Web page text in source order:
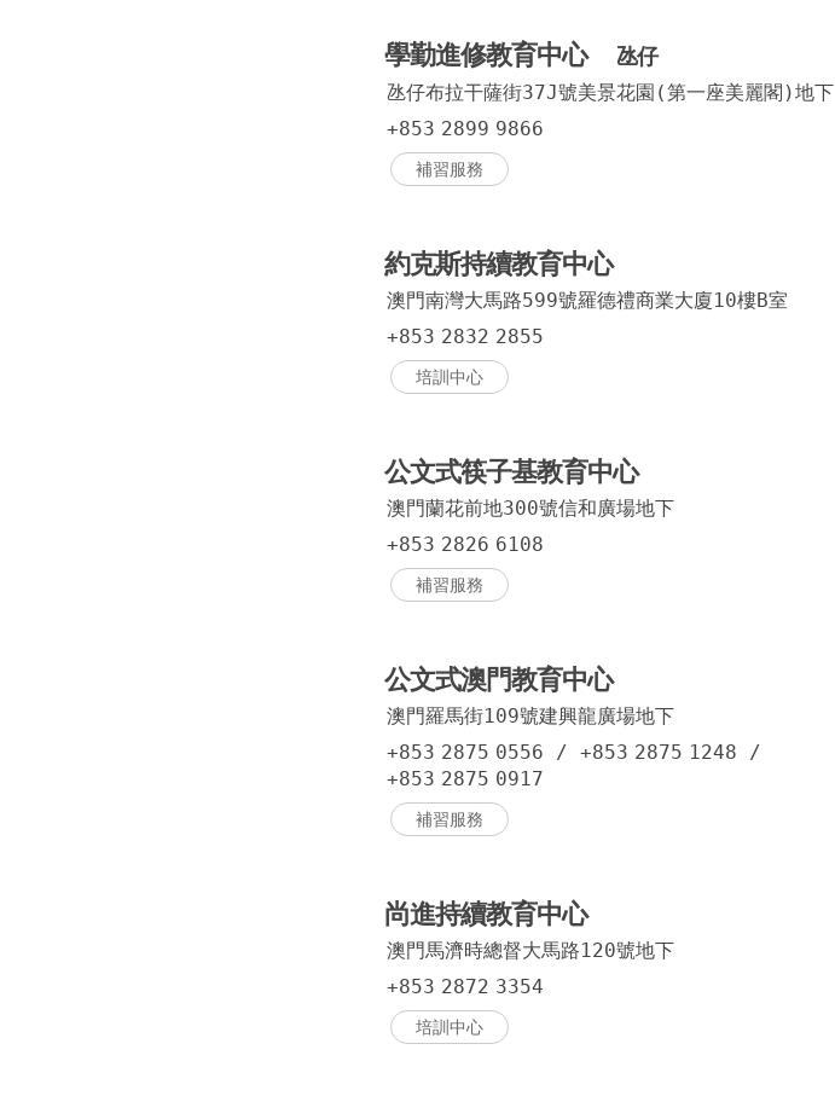
學勤進修教育中心 氹仔
氹仔布拉干薩街37J號美景花園(第一座美麗閣)地下
+853 2899 9866
補習服務
約克斯持續教育中心
澳門南灣大馬路599號羅德禮商業大廈10樓B室
+853 2832 2855
培訓中心
公文式筷子基教育中心
澳門蘭花前地300號信和廣場地下
+853 2826 6108
補習服務
公文式澳門教育中心
澳門羅馬街109號建興龍廣場地下
+853 2875 0556 / +853 2875 1248 /
+853 2875 0917
補習服務
尚進持續教育中心
澳門馬濟時總督大馬路120號地下
+853 2872 3354
培訓中心